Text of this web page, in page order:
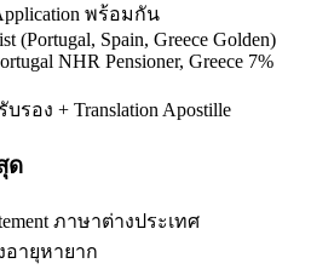
พร้อมกัน
(Portugal, Spain, Greece Golden)
NHR Pensioner, Greece 7%
รอง + Translation Apostille
ด
ภาษาต่างประเทศ
อายุหายาก